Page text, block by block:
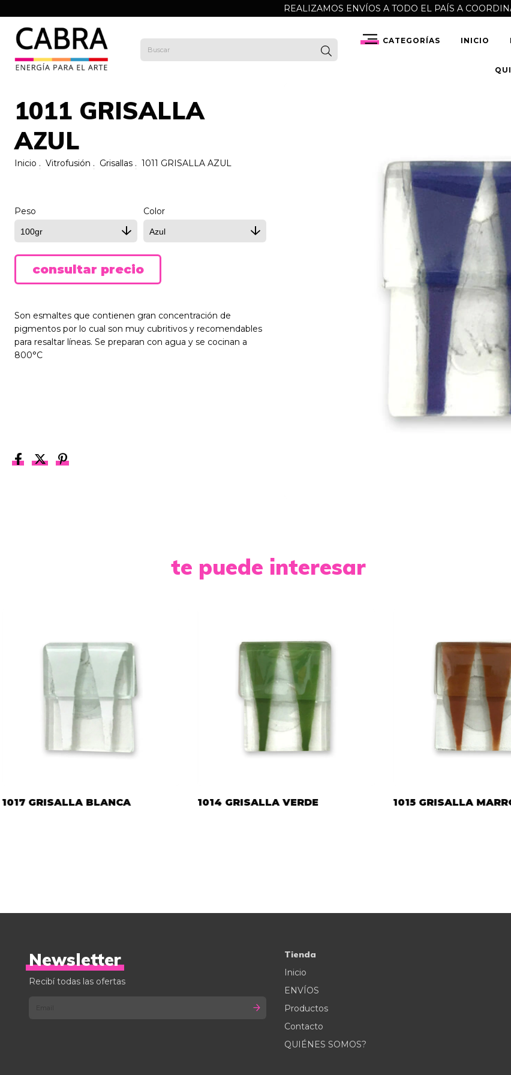
REALIZAMOS ENVÍOS A TODO EL PAÍS A
CATEGORÍAS INICIO
1011 GRISALLA
AZUL
Inicio . Vitrofusión . Grisallas . 1011 GRISALLA AZUL
Peso Color
Son esmaltes que contienen gran concentración de
pigmentos por lo cual son muy cubritivos y recomendables
para resaltar líneas. Se preparan con agua y se cocinan a
800°C
te puede interesar
1017 GRISALLA BLANCA 1014 GRISALLA VERDE 1015 GRISALLA
Newsletter
Recibí todas las ofertas
Tienda
Inicio
ENVÍOS
Productos
Contacto
QUIÉNES SOMOS?